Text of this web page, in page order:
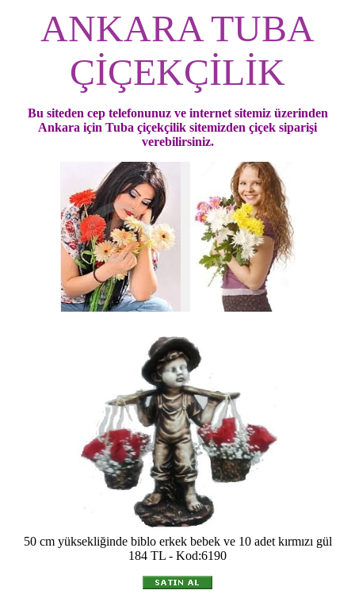
ANKARA TUBA
ÇİÇEKÇİLİK
Bu siteden cep telefonunuz ve internet sitemiz üzerinden
Ankara için Tuba çiçekçilik sitemizden çiçek siparişi
verebilirsiniz.
50 cm yüksekliğinde biblo erkek bebek ve 10 adet kırmızı gül
184 TL - Kod:6190